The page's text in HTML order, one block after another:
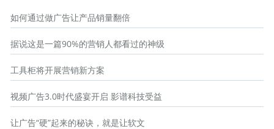
如何通过做广告让产品销量翻倍
据说这是一篇90%的营销人都看过的神级
工具柜将开展营销新方案
视频广告3.0时代盛宴开启 影谱科技受益
让广告“硬”起来的秘诀，就是让软文